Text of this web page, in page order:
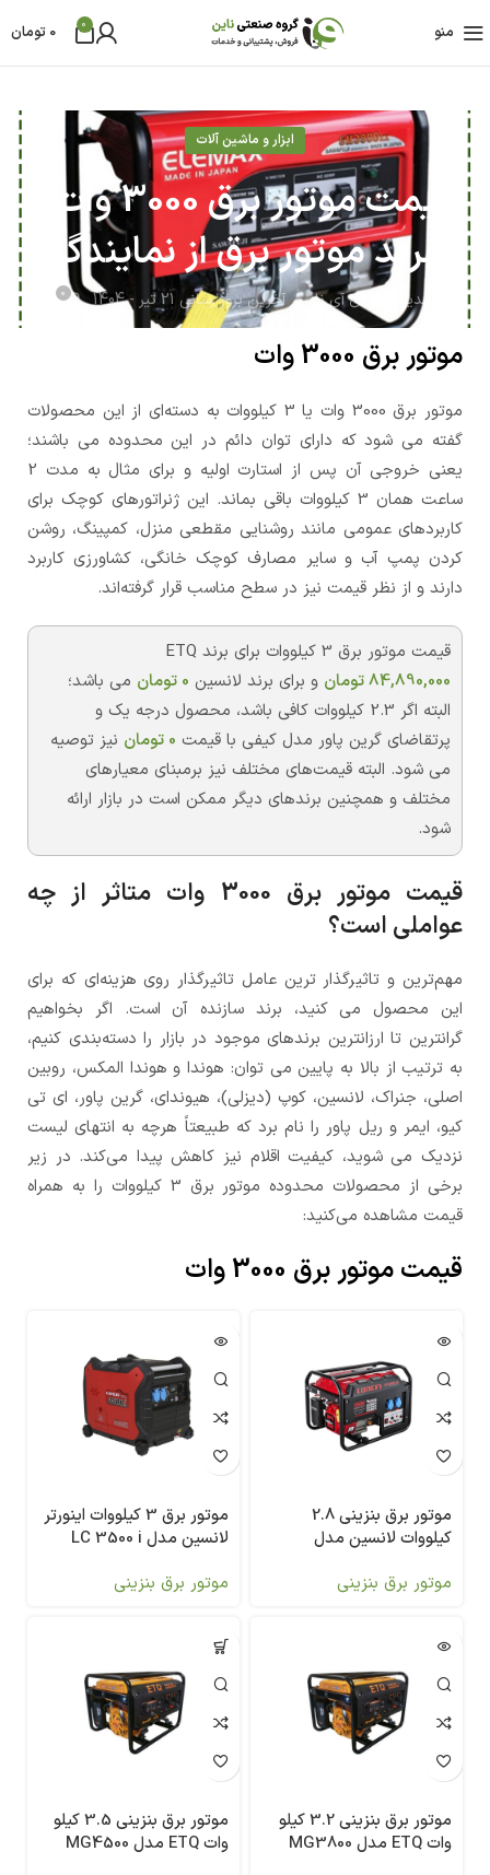
منو 0
0 تومان
ابزار و ماشین آلات
قیمت موتور برق 3000 وات |
خرید موتور برق از نمایندگی
مدیر محتوای آی ناین آخرین بروز رسانی 21 تیر - 1404 0
موتور برق 3000 وات
موتور برق 3000 وات یا 3 کیلووات به دسته‌ای از این محصولات
گفته می شود که دارای توان دائم در این محدوده می باشند؛
یعنی خروجی آن پس از استارت اولیه و برای مثال به مدت 2
ساعت همان 3 کیلووات باقی بماند. این ژنراتورهای کوچک برای
کاربردهای عمومی مانند روشنایی مقطعی منزل، کمپینگ، روشن
کردن پمپ آب و سایر مصارف کوچک خانگی، کشاورزی کاربرد
دارند و از نظر قیمت نیز در سطح مناسب قرار گرفته‌اند.
قیمت موتور برق 3 کیلووات برای برند ETQ
84,890,000تومان و برای برند لانسین 0 تومان می باشد؛
البته اگر 2.3 کیلووات کافی باشد، محصول درجه یک و
پرتقاضای گرین پاور مدل کیفی با قیمت 0 تومان نیز توصیه
می شود. البته قیمت‌های مختلف نیز برمبنای معیارهای
مختلف و همچنین برندهای دیگر ممکن است در بازار ارائه
شود.
قیمت موتور برق 3000 وات متاثر از چه
عواملی است؟
مهم‌ترین و تاثیرگذار ترین عامل تاثیرگذار روی هزینه‌ای که برای
این محصول می کنید، برند سازنده آن است. اگر بخواهیم
گرانترین تا ارزانترین برندهای موجود در بازار را دسته‌بندی کنیم،
به ترتیب از بالا به پایین می توان: هوندا و هوندا المکس، روبین
اصلی، جنراک، لانسین، کوپ (دیزلی)، هیوندای، گرین پاور، ای تی
کیو، ایمر و ریل پاور را نام برد که طبیعتاً هرچه به انتهای لیست
نزدیک می شوید، کیفیت اقلام نیز کاهش پیدا می‌کند. در زیر
برخی از محصولات محدوده موتور برق 3 کیلووات را به همراه
قیمت مشاهده می‌کنید:
قیمت موتور برق 3000 وات
موتور برق بنزینی 2.8
کیلووات لانسین مدل
موتور برق بنزینی
موتور برق 3 کیلووات اینورتر
لانسین مدل LC 3500 i
موتور برق بنزینی
موتور برق بنزینی 3.2 کیلو
وات ETQ مدل MG3800
موتور برق بنزینی 3.5 کیلو
وات ETQ مدل MG4500